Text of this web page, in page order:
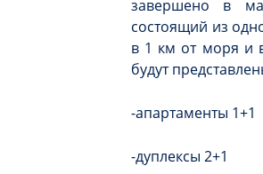
завершено в
состоящий из
в 1 км от моря и
будут
-апартаменты 1+1
-дуплексы 2+1